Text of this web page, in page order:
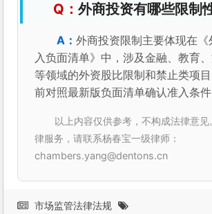
外商投资有哪些限制
外商投资限制主要体现在
入负面清单》中，涉及金融、教育
等领域的外资股比限制和禁止类项
前对照最新版负面清单确认准入条件
以上内容仅供参考，不构成法律意
律服务，请联系杨春宝一级律师：
chambers.yang@dentons.cn
市场监管法律法规